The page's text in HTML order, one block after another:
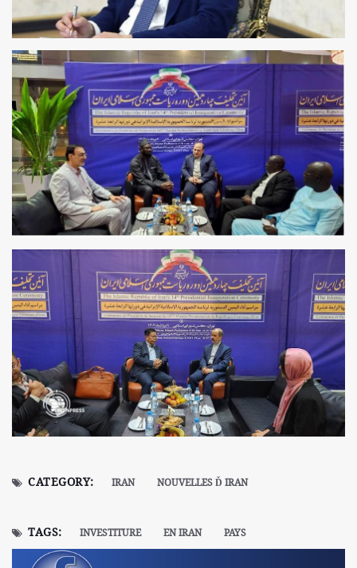
CATEGORY: IRAN NOUVELLES Ď IRAN
TAGS: INVESTITURE EN IRAN PAYS